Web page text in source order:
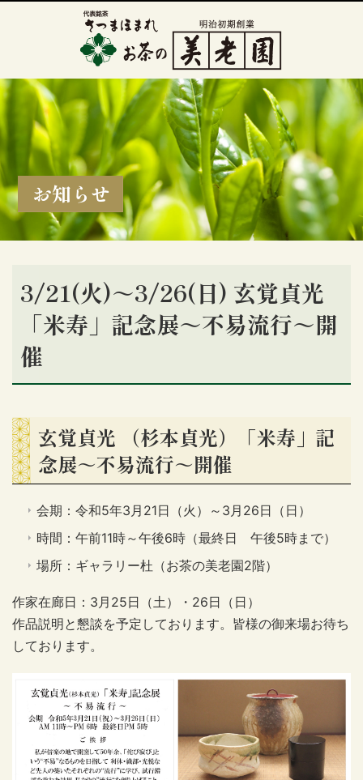
お知らせ
3/21(火)～3/26(日) 玄覚貞光
「米寿」記念展～不易流行～開
催
玄覚貞光 （杉本貞光）「米寿」記
念展～不易流行～開催
会期：令和5年3月21日（火）～3月26日（日）
時間：午前11時～午後6時（最終日 午後5時まで）
場所：ギャラリー杜（お茶の美老園2階）
作家在廊日：3月25日（土）・26日（日）
作品説明と懇談を予定しております。皆様の御来場お待ち
しております。